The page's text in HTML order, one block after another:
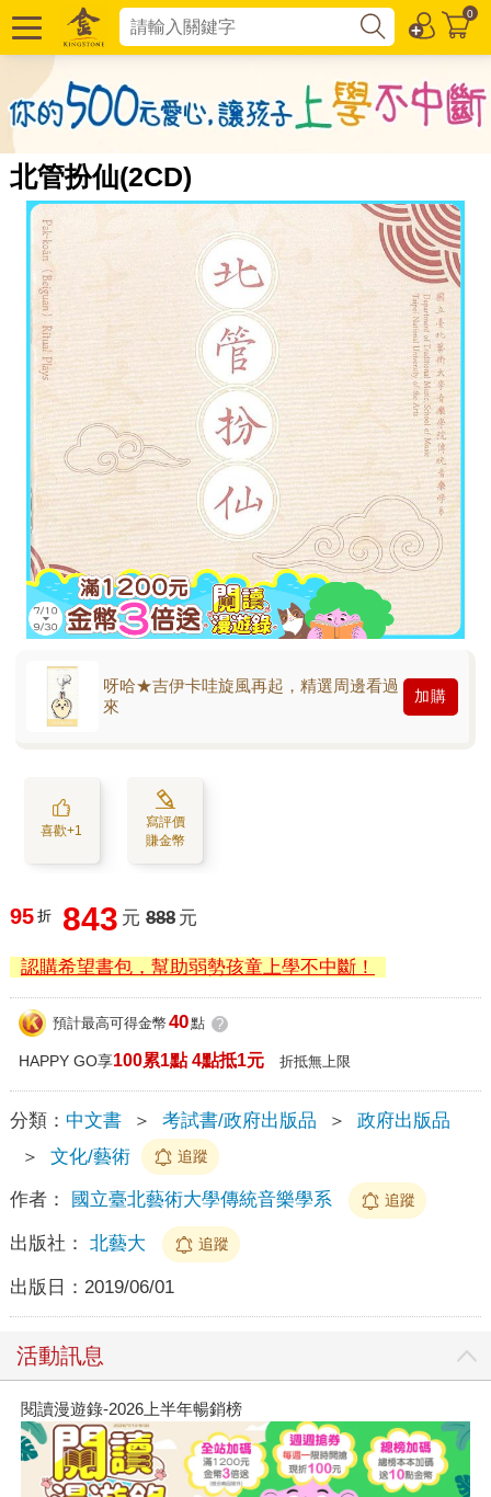
0
北管扮仙(2CD)
呀哈★吉伊卡哇旋風再起，精選周邊看過
來
加購
喜歡+1
寫評價
賺金幣
95 折 843 元 888 元
認購希望書包，幫助弱勢孩童上學不中斷！
預計最高可得金幣 40點 ?
HAPPY GO享100累1點 4點抵1元 折抵無上限
分類： 中文書 ＞ 考試書/政府出版品 ＞
政府出版品
＞
文化/藝術 追蹤
作者： 國立臺北藝術大學傳統音樂學系 追蹤
出版社： 北藝大 追蹤
出版日： 2019/06/01
活動訊息
閱讀漫遊錄-2026上半年暢銷榜